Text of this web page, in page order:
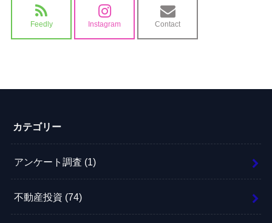
Feedly Instagram Contact
カテゴリー
アンケート調査 (1)
不動産投資 (74)